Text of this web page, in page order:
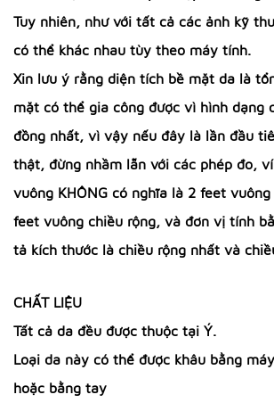
Tuy nhiên, như với tất cả các ảnh kỹ
có thể khác nhau tùy theo máy tính.
Xin lưu ý rằng diện tích bề mặt da là
mặt có thể gia công được vì hình dạng
đồng nhất, vì vậy nếu đây là lần đầu
thật, đừng nhầm lẫn với các phép đo,
vuông KHÔNG có nghĩa là 2 feet
feet vuông chiều rộng, và đơn vị tính
tả kích thước là chiều rộng nhất và
CHẤT LIỆU
Tất cả da đều được thuộc tại Ý.
Loại da này có thể được khâu bằng
hoặc bằng tay